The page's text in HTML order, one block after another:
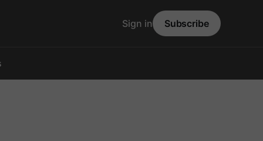
Sign in Subscribe